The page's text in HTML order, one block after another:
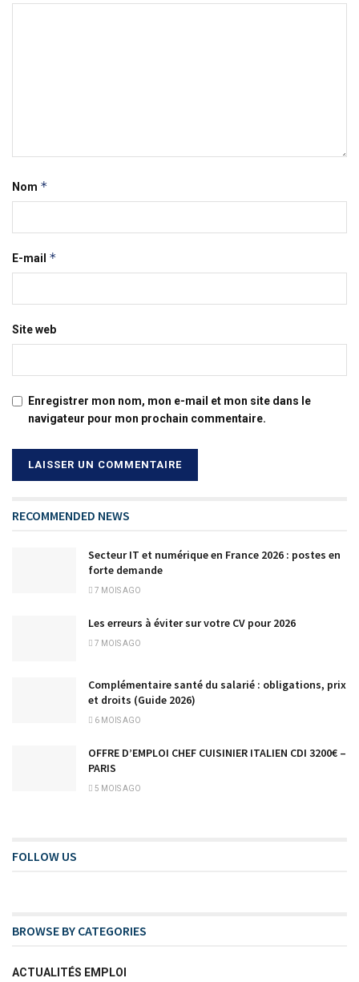
Nom *
E-mail *
Site web
Enregistrer mon nom, mon e-mail et mon site dans le
navigateur pour mon prochain commentaire.
RECOMMENDED NEWS
Secteur IT et numérique en France 2026 : postes en
forte demande
7 MOIS AGO
Les erreurs à éviter sur votre CV pour 2026
7 MOIS AGO
Complémentaire santé du salarié : obligations, prix
et droits (Guide 2026)
6 MOIS AGO
OFFRE D’EMPLOI CHEF CUISINIER ITALIEN CDI 3200€ –
PARIS
5 MOIS AGO
FOLLOW US
BROWSE BY CATEGORIES
ACTUALITÉS EMPLOI